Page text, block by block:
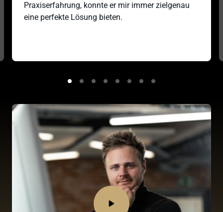
Praxiserfahrung, konnte er mir immer zielgenau
eine perfekte Lösung bieten.